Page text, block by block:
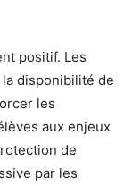
positif. Les
disponibilité de
les
aux enjeux
de
par les